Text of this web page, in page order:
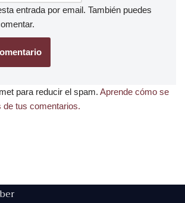
entrada por email. También puedes
para reducir el spam. Aprende cómo se
de tus comentarios.